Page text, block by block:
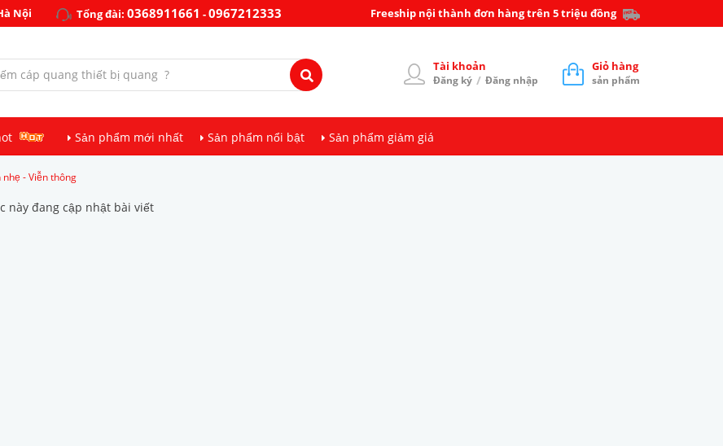
Nội Tổng đài: 0368911661 -0967212333 Freeship nội thành đơn hàng trên 5 triệu đồng
Tài khoản
Đăng ký / Đăng nhập
Giỏ hàng
sản phẩm
Sản phẩm mới nhất Sản phẩm nổi bật Sản phẩm giảm giá
- Viễn thông
này đang cập nhật bài viết